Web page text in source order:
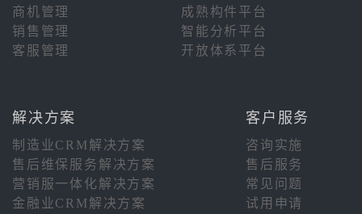
商机管理
成熟构件平台
销售管理
智能分析平台
客服管理
开放体系平台
解决方案 客户服务
制造业CRM解决方案
咨询实施
售后维保服务解决方案
售后服务
营销服一体化解决方案
常见问题
金融业CRM解决方案
试用申请